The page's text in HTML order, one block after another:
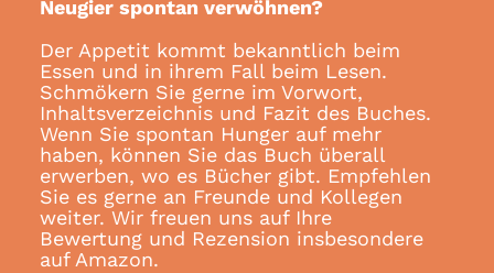
Neugier spontan verwöhnen?
Der Appetit kommt bekanntlich beim
Essen und in ihrem Fall beim Lesen.
Schmökern Sie gerne im Vorwort,
Inhaltsverzeichnis und Fazit des Buches.
Wenn Sie spontan Hunger auf mehr
haben, können Sie das Buch überall
erwerben, wo es Bücher gibt. Empfehlen
Sie es gerne an Freunde und Kollegen
weiter. Wir freuen uns auf Ihre
Bewertung und Rezension insbesondere
auf Amazon.